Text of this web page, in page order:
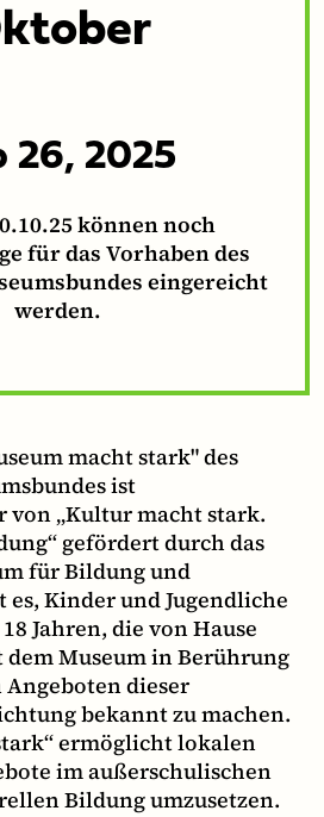
26, 2025
können noch
für das Vorhaben des
eingereicht
werden.
macht stark" des
ist
von „Kultur macht stark.
gefördert durch das
für Bildung und
es, Kinder und Jugendliche
Jahren, die von Hause
Museum in Berührung
dieser
bekannt zu machen.
ermöglicht lokalen
im außerschulischen
Bildung umzusetzen.